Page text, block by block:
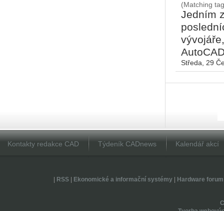
(Matching
Jedním
Středa, 29
Kontakty redakce CAD Týdeník CADnews Kalendář akcí
RSS| Ekonomické a informační systémy| Hardware forum